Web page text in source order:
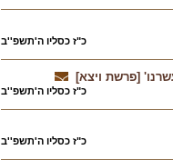
כ"ז כסליו ה'תשפ''ב
[פרשת ויצא]
כ"ז כסליו ה'תשפ''ב
כ"ז כסליו ה'תשפ''ב